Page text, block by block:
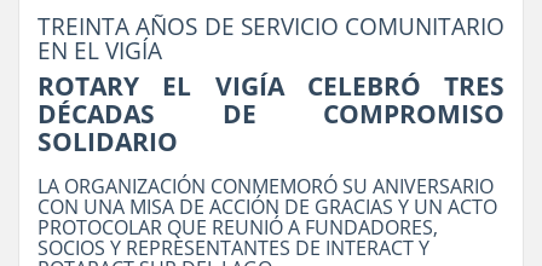
TREINTA AÑOS DE SERVICIO COMUNITARIO
EN EL VIGÍA
ROTARY EL VIGÍA CELEBRÓ TRES
DÉCADAS DE COMPROMISO
SOLIDARIO
LA ORGANIZACIÓN CONMEMORÓ SU ANIVERSARIO
CON UNA MISA DE ACCIÓN DE GRACIAS Y UN ACTO
PROTOCOLAR QUE REUNIÓ A FUNDADORES,
SOCIOS Y REPRESENTANTES DE INTERACT Y